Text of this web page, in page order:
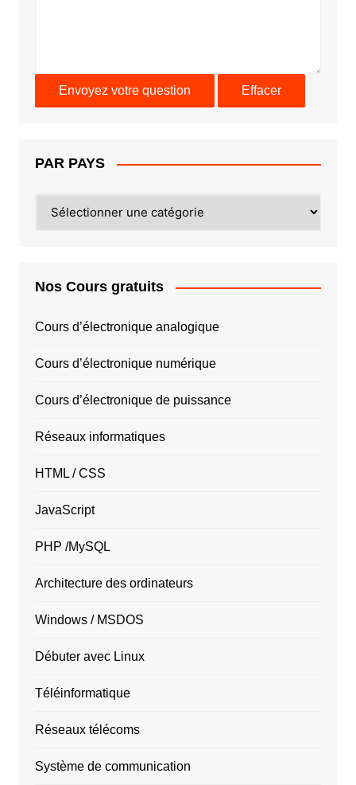
PAR PAYS
PAYS
Nos Cours gratuits
Cours d’électronique analogique
Cours d’électronique numérique
Cours d’électronique de puissance
Réseaux informatiques
HTML / CSS
JavaScript
PHP /MySQL
Architecture des ordinateurs
Windows / MSDOS
Débuter avec Linux
Téléinformatique
Réseaux télécoms
Système de communication